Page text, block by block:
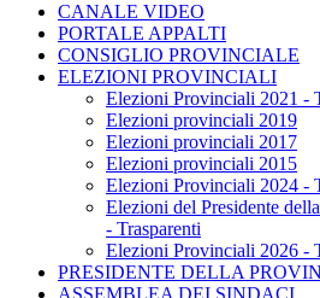
CANALE VIDEO
PORTALE APPALTI
CONSIGLIO PROVINCIALE
ELEZIONI PROVINCIALI
Elezioni Provinciali 2021 -
Elezioni provinciali 2019
Elezioni provinciali 2017
Elezioni provinciali 2015
Elezioni Provinciali 2024 -
Elezioni del Presidente
- Trasparenti
Elezioni Provinciali 2026 -
PRESIDENTE DELLA